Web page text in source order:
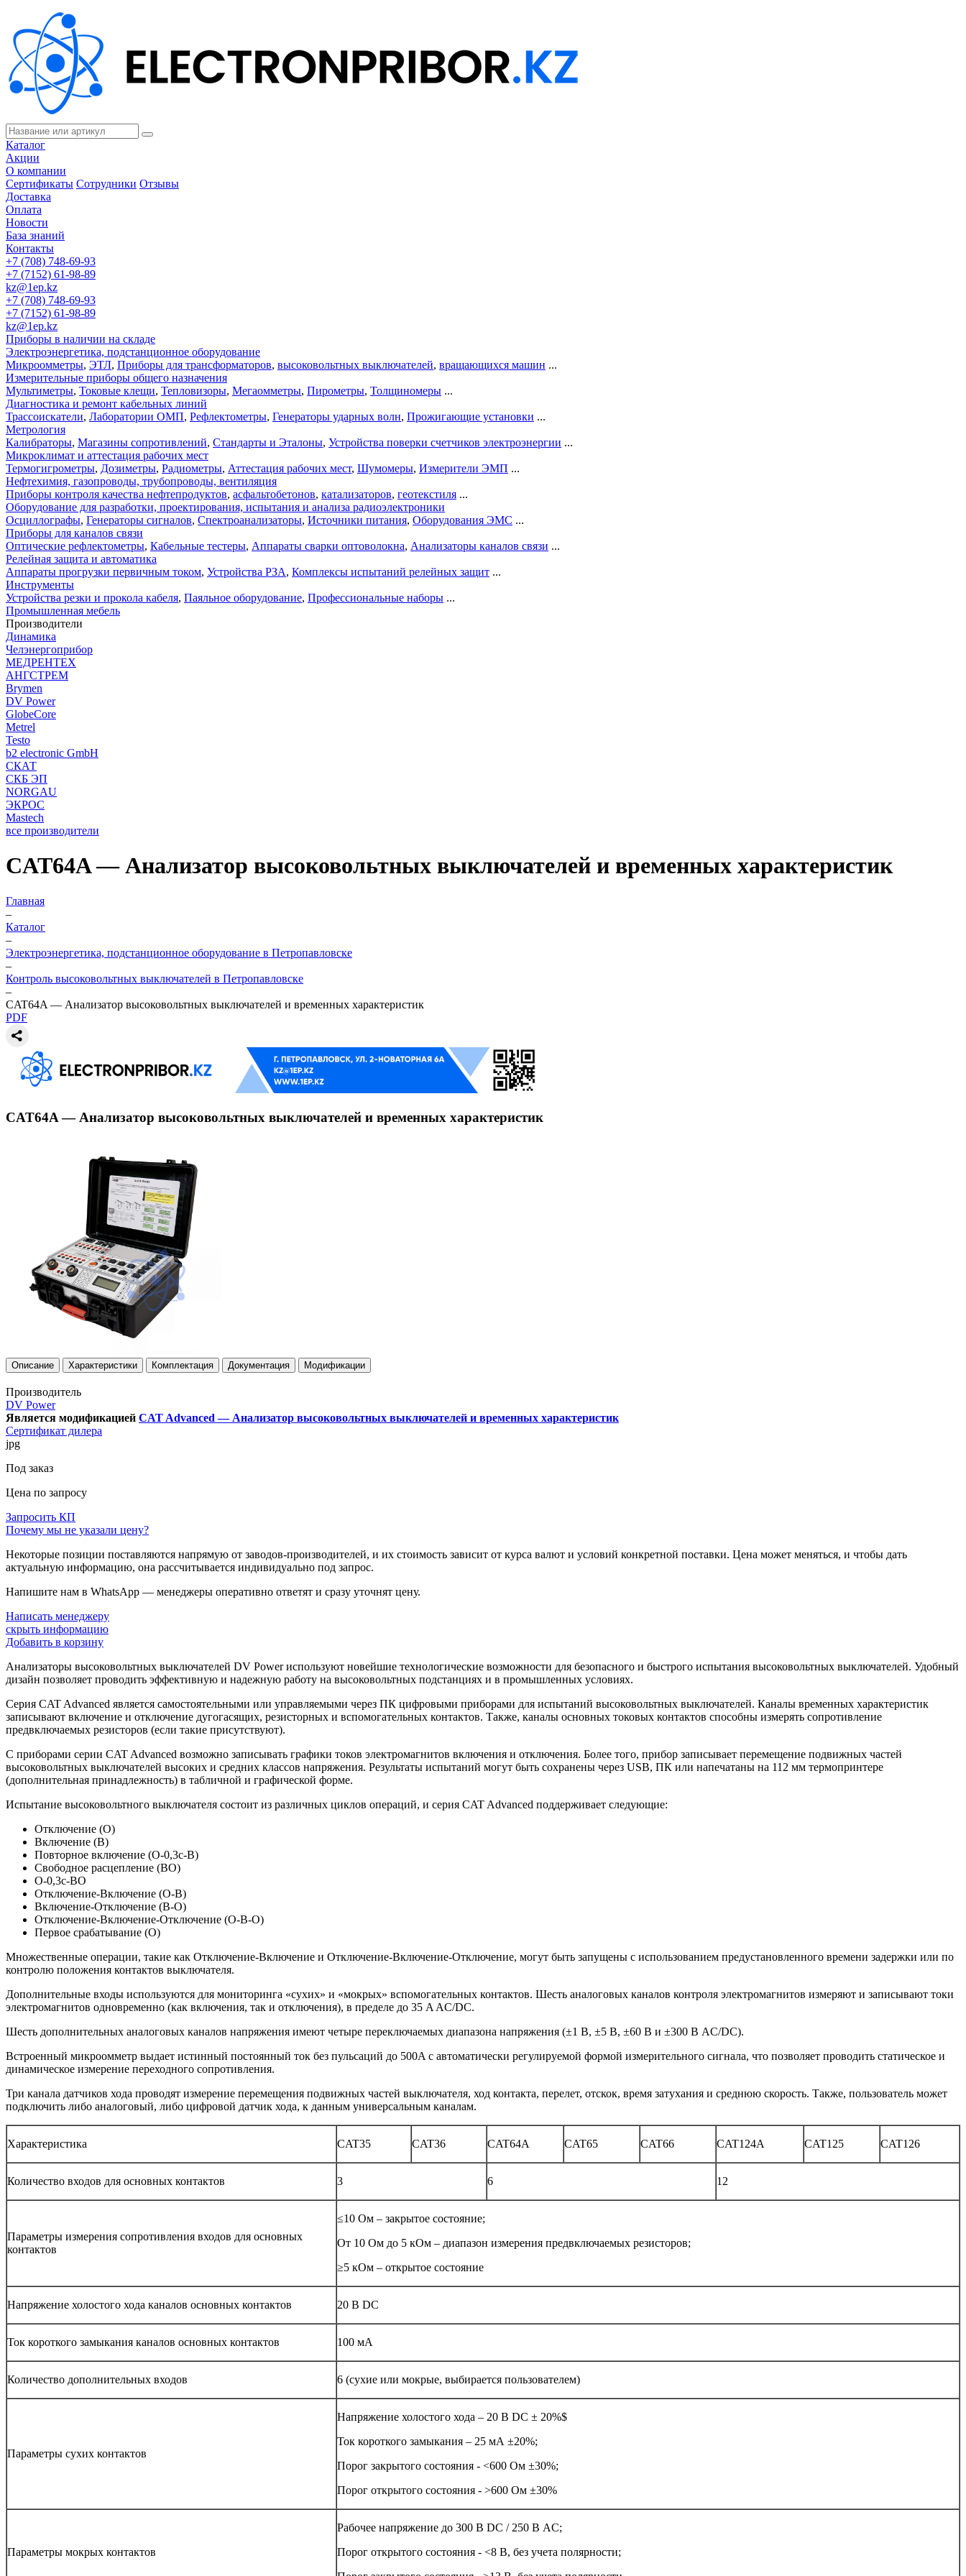
Каталог
Акции
О компании
Сертификаты Сотрудники Отзывы
Доставка
Оплата
Новости
База знаний
Контакты
+7 (708) 748-69-93
+7 (7152) 61-98-89
kz@1ep.kz
+7 (708) 748-69-93
+7 (7152) 61-98-89
kz@1ep.kz
Приборы в наличии на складе
Электроэнергетика, подстанционное оборудование
Микроомметры, ЭТЛ, Приборы для трансформаторов, высоковольтных выключателей, вращающихся машин ...
Измерительные приборы общего назначения
Мультиметры, Токовые клещи, Тепловизоры, Мегаомметры, Пирометры, Толщиномеры ...
Диагностика и ремонт кабельных линий
Трассоискатели, Лаборатории ОМП, Рефлектометры, Генераторы ударных волн, Прожигающие установки ...
Метрология
Калибраторы, Магазины сопротивлений, Стандарты и Эталоны, Устройства поверки счетчиков электроэнергии ...
Микроклимат и аттестация рабочих мест
Термогигрометры, Дозиметры, Радиометры, Аттестация рабочих мест, Шумомеры, Измерители ЭМП ...
Нефтехимия, газопроводы, трубопроводы, вентиляция
Приборы контроля качества нефтепродуктов, асфальтобетонов, катализаторов, геотекстиля ...
Оборудование для разработки, проектирования, испытания и анализа радиоэлектроники
Осциллографы, Генераторы сигналов, Спектроанализаторы, Источники питания, Оборудования ЭМС ...
Приборы для каналов связи
Оптические рефлектометры, Кабельные тестеры, Аппараты сварки оптоволокна, Анализаторы каналов связи ...
Релейная защита и автоматика
Аппараты прогрузки первичным током, Устройства РЗА, Комплексы испытаний релейных защит ...
Инструменты
Устройства резки и прокола кабеля, Паяльное оборудование, Профессиональные наборы ...
Промышленная мебель
Производители
Динамика
Челэнергоприбор
МЕДРЕНТЕХ
АНГСТРЕМ
Brymen
DV Power
GlobeCore
Metrel
Testo
b2 electronic GmbH
СКАТ
СКБ ЭП
NORGAU
ЭКРОС
Mastech
все производители
CAT64A — Анализатор высоковольтных выключателей и временных характеристик
Главная
–
Каталог
–
Электроэнергетика, подстанционное оборудование в Петропавловске
–
Контроль высоковольтных выключателей в Петропавловске
–
CAT64A — Анализатор высоковольтных выключателей и временных характеристик
PDF
CAT64A — Анализатор высоковольтных выключателей и временных характеристик
Описание Характеристики Комплектация Документация Модификации
Производитель
DV Power
Является модификацией CAT Advanced — Анализатор высоковольтных выключателей и временных характеристик
Сертификат дилера
jpg
Под заказ
Цена по запросу
Запросить КП
Почему мы не указали цену?
Некоторые позиции поставляются напрямую от заводов-производителей, и их стоимость зависит от курса валют и условий конкретной поставки. Цена может меняться, и чтобы дать
актуальную информацию, она рассчитывается индивидуально под запрос.
Напишите нам в WhatsApp — менеджеры оперативно ответят и сразу уточнят цену.
Написать менеджеру
скрыть информацию
Добавить в корзину
Анализаторы высоковольтных выключателей DV Power используют новейшие технологические возможности для безопасного и быстрого испытания высоковольтных выключателей. Удобный
дизайн позволяет проводить эффективную и надежную работу на высоковольтных подстанциях и в промышленных условиях.
Серия CAT Advanced является самостоятельными или управляемыми через ПК цифровыми приборами для испытаний высоковольтных выключателей. Каналы временных характеристик
записывают включение и отключение дугогасящих, резисторных и вспомогательных контактов. Также, каналы основных токовых контактов способны измерять сопротивление
предвключаемых резисторов (если такие присутствуют).
С приборами серии CAT Advanced возможно записывать графики токов электромагнитов включения и отключения. Более того, прибор записывает перемещение подвижных частей
высоковольтных выключателей высоких и средних классов напряжения. Результаты испытаний могут быть сохранены через USB, ПК или напечатаны на 112 мм термопринтере
(дополнительная принадлежность) в табличной и графической форме.
Испытание высоковольтного выключателя состоит из различных циклов операций, и серия CAT Advanced поддерживает следующие:
Отключение (O)
Включение (В)
Повторное включение (O-0,3с-В)
Свободное расцепление (ВO)
O-0,3с-ВO
Отключение-Включение (O-В)
Включение-Отключение (В-O)
Отключение-Включение-Отключение (O-В-O)
Первое срабатывание (O)
Множественные операции, такие как Отключение-Включение и Отключение-Включение-Отключение, могут быть запущены с использованием предустановленного времени задержки или по
контролю положения контактов выключателя.
Дополнительные входы используются для мониторинга «сухих» и «мокрых» вспомогательных контактов. Шесть аналоговых каналов контроля электромагнитов измеряют и записывают токи
электромагнитов одновременно (как включения, так и отключения), в пределе до 35 A AC/DC.
Шесть дополнительных аналоговых каналов напряжения имеют четыре переключаемых диапазона напряжения (±1 В, ±5 В, ±60 В и ±300 В AC/DC).
Встроенный микроомметр выдает истинный постоянный ток без пульсаций до 500A с автоматически регулируемой формой измерительного сигнала, что позволяет проводить статическое и
динамическое измерение переходного сопротивления.
Три канала датчиков хода проводят измерение перемещения подвижных частей выключателя, ход контакта, перелет, отскок, время затухания и среднюю скорость. Также, пользователь может
подключить либо аналоговый, либо цифровой датчик хода, к данным универсальным каналам.
Характеристика CAT35 CAT36 CAT64A CAT65 CAT66 CAT124A CAT125 CAT126
Количество входов для основных контактов 3 6 12
Параметры измерения сопротивления входов для основных
контактов
≤10 Ом – закрытое состояние;
От 10 Ом до 5 кОм – диапазон измерения предвключаемых резисторов;
≥5 кОм – открытое состояние
Напряжение холостого хода каналов основных контактов 20 В DC
Ток короткого замыкания каналов основных контактов 100 мА
Количество дополнительных входов 6 (сухие или мокрые, выбирается пользователем)
Параметры сухих контактов
Напряжение холостого хода – 20 В DC ± 20%$
Ток короткого замыкания – 25 мА ±20%;
Порог закрытого состояния - <600 Ом ±30%;
Порог открытого состояния - >600 Ом ±30%
Параметры мокрых контактов
Рабочее напряжение до 300 В DC / 250 В AC;
Порог открытого состояния - <8 В, без учета полярности;